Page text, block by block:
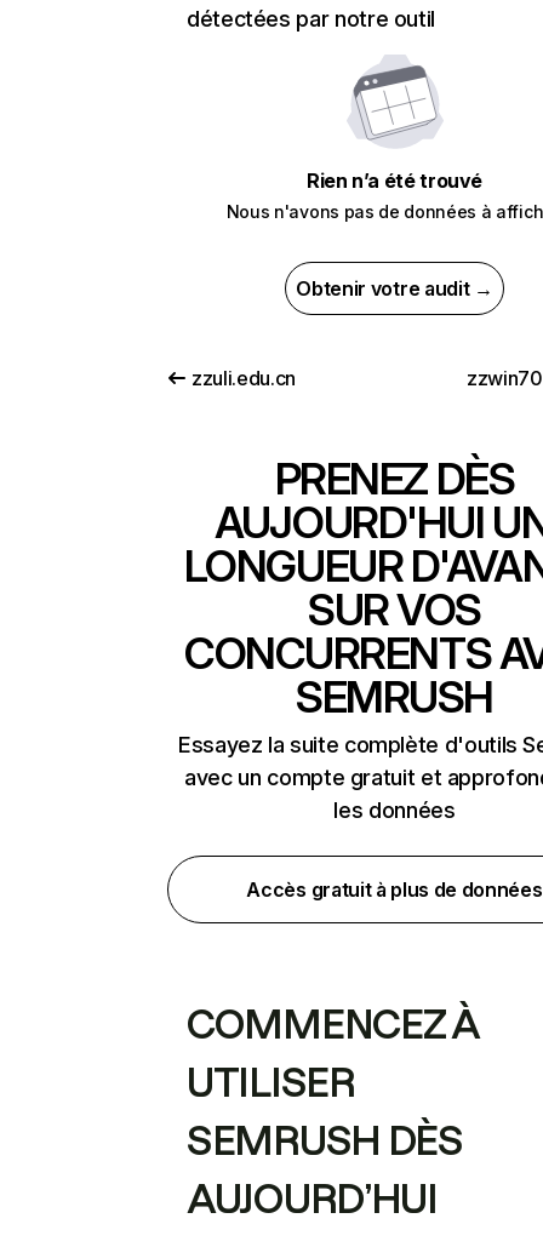
détectées par notre outil
Rien n’a été trouvé
Nous n'avons pas de données à
Obtenir votre audit →
zzuli.edu.cn
PRENEZ DÈS
AUJOURD'HUI
LONGUEUR
SUR VOS
CONCURRENTS
SEMRUSH
Essayez la suite complète d'outils
avec un compte gratuit et
les données
Accès gratuit à plus de données
COMMENCEZ À
UTILISER
SEMRUSH DÈS
AUJOURD’HUI